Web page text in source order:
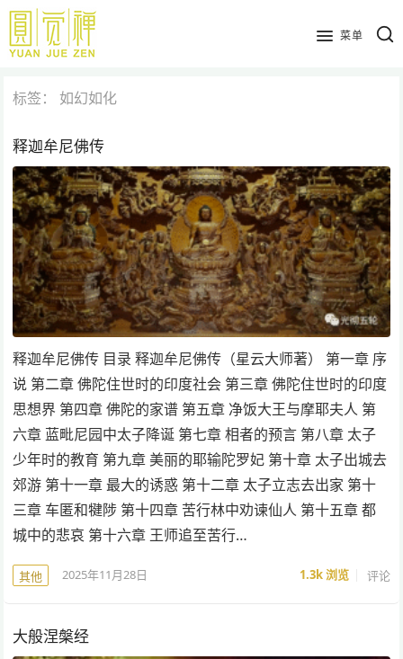
跳
主
内
菜单
标签：如幻如化
释迦牟尼佛传
释迦牟尼佛传 目录 释迦牟尼佛传（星云大师著） 第一章 序
说 第二章 佛陀住世时的印度社会 第三章 佛陀住世时的印度
思想界 第四章 佛陀的家谱 第五章 净饭大王与摩耶夫人 第
六章 蓝毗尼园中太子降诞 第七章 相者的预言 第八章 太子
少年时的教育 第九章 美丽的耶输陀罗妃 第十章 太子出城去
郊游 第十一章 最大的诱惑 第十二章 太子立志去出家 第十
三章 车匿和犍陟 第十四章 苦行林中劝谏仙人 第十五章 都
城中的悲哀 第十六章 王师追至苦行…
其他 2025年11月28日 1.3k浏览 评论
大般涅槃经